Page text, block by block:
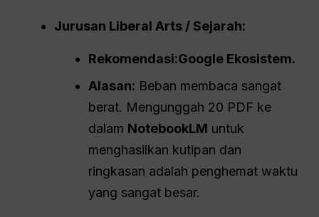
Jurusan Liberal Arts / Sejarah:
Rekomendasi:Google Ekosistem.
Alasan: Beban membaca sangat
berat. Mengunggah 20 PDF ke
dalam NotebookLM untuk
menghasilkan kutipan dan
ringkasan adalah penghemat waktu
yang sangat besar.